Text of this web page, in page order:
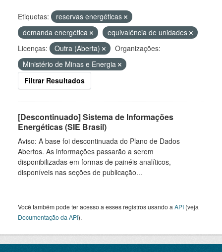
Etiquetas:
reservas energéticas
demanda energética
equivalência de unidades
Licenças:
Outra (Aberta)
Organizações:
Ministério de Minas e Energia
Filtrar Resultados
[Descontinuado] Sistema de Informações
Energéticas (SIE Brasil)
Aviso: A base foi descontinuada do Plano de Dados
Abertos. As informações passarão a serem
disponibilizadas em formas de painéis analíticos,
disponíveis nas seções de publicação...
Você também pode ter acesso a esses registros usando a API (veja
Documentação da API).